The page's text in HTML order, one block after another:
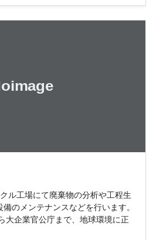
ル工場にて廃棄物の分析や工程生
のメンテナンスなどを行います。
大企業官公庁まで、地球環境に正